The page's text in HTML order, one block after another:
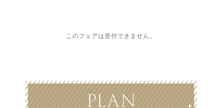
このフェアは受付できません。